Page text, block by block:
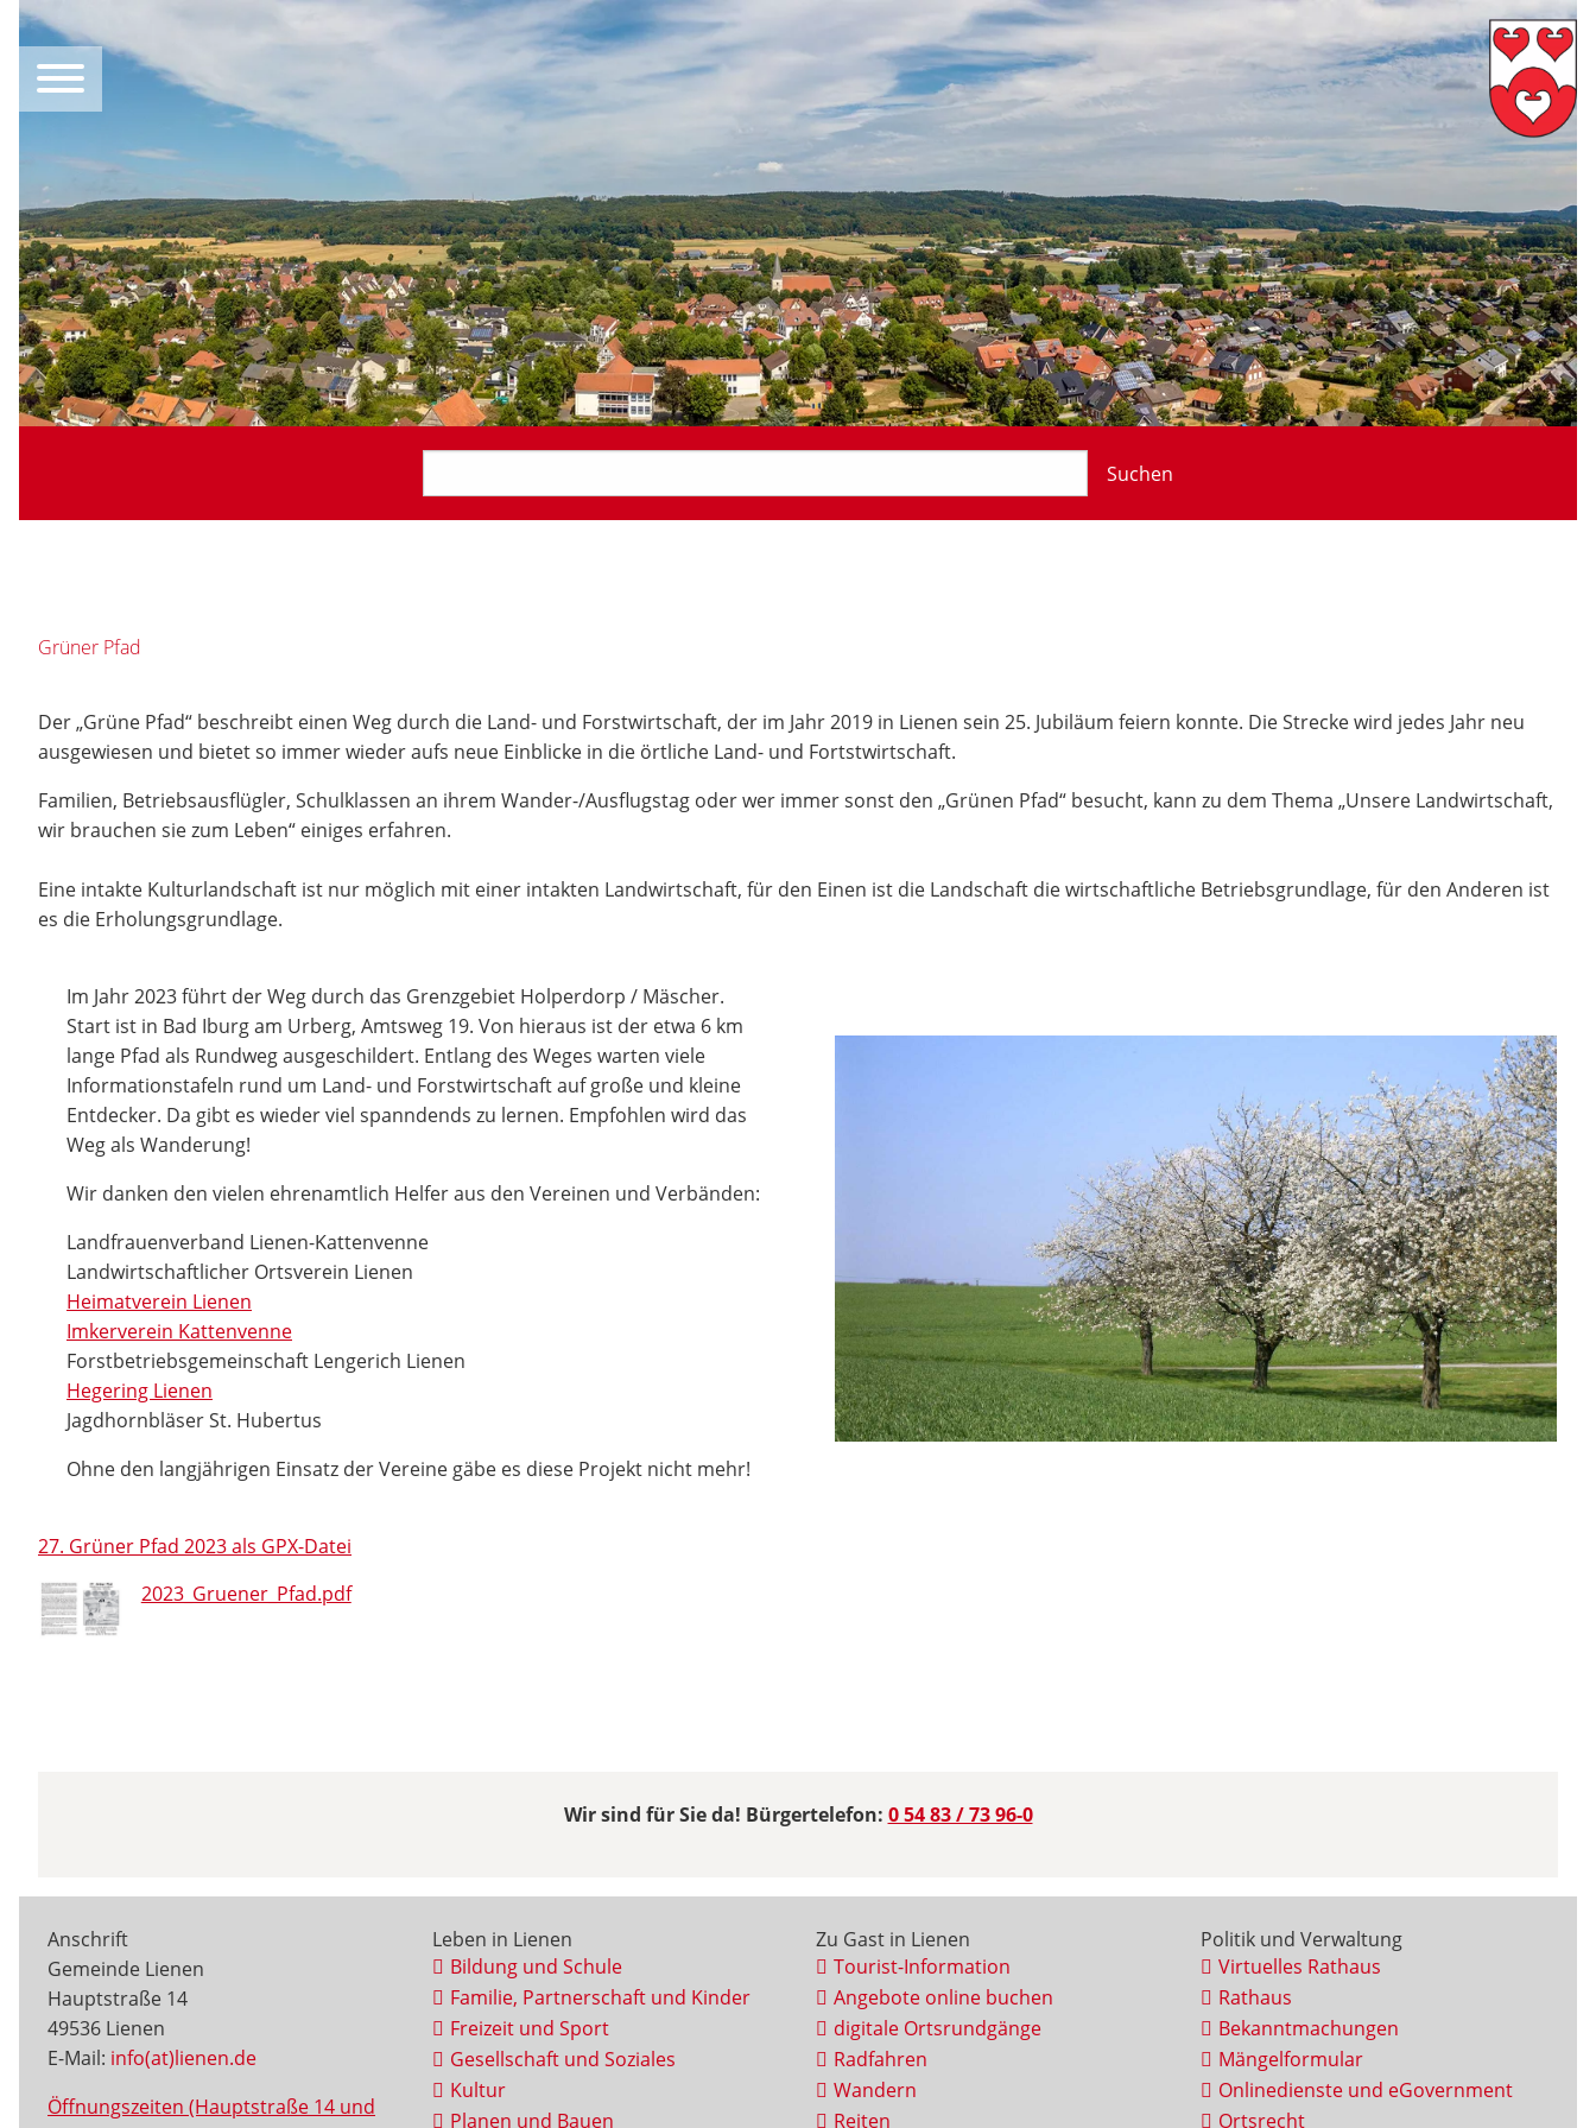
Suchen
Grüner Pfad
Der „Grüne Pfad“ beschreibt einen Weg durch die Land- und Forstwirtschaft, der im Jahr 2019 in Lienen sein 25. Jubiläum feiern konnte. Die Strecke wird jedes Jahr neu
ausgewiesen und bietet so immer wieder aufs neue Einblicke in die örtliche Land- und Fortstwirtschaft.
Familien, Betriebsausflügler, Schulklassen an ihrem Wander-/Ausflugstag oder wer immer sonst den „Grünen Pfad“ besucht, kann zu dem Thema „Unsere Landwirtschaft,
wir brauchen sie zum Leben“ einiges erfahren.
Eine intakte Kulturlandschaft ist nur möglich mit einer intakten Landwirtschaft, für den Einen ist die Landschaft die wirtschaftliche Betriebsgrundlage, für den Anderen ist
es die Erholungsgrundlage.
Im Jahr 2023 führt der Weg durch das Grenzgebiet Holperdorp / Mäscher.
Start ist in Bad Iburg am Urberg, Amtsweg 19. Von hieraus ist der etwa 6 km
lange Pfad als Rundweg ausgeschildert. Entlang des Weges warten viele
Informationstafeln rund um Land- und Forstwirtschaft auf große und kleine
Entdecker. Da gibt es wieder viel spanndends zu lernen. Empfohlen wird das
Weg als Wanderung!
Wir danken den vielen ehrenamtlich Helfer aus den Vereinen und Verbänden:
Landfrauenverband Lienen-Kattenvenne
Landwirtschaftlicher Ortsverein Lienen
Heimatverein Lienen
Imkerverein Kattenvenne
Forstbetriebsgemeinschaft Lengerich Lienen
Hegering Lienen
Jagdhornbläser St. Hubertus
Ohne den langjährigen Einsatz der Vereine gäbe es diese Projekt nicht mehr!
27. Grüner Pfad 2023 als GPX-Datei
2023_Gruener_Pfad.pdf
Wir sind für Sie da! Bürgertelefon: 0 54 83 / 73 96-0
Anschrift
Gemeinde Lienen
Hauptstraße 14
49536 Lienen
E-Mail: info(at)lienen.de
Öffnungszeiten (Hauptstraße 14 und
Leben in Lienen
Bildung und Schule
Familie, Partnerschaft und Kinder
Freizeit und Sport
Gesellschaft und Soziales
Kultur
Planen und Bauen
Zu Gast in Lienen
Tourist-Information
Angebote online buchen
digitale Ortsrundgänge
Radfahren
Wandern
Reiten
Politik und Verwaltung
Virtuelles Rathaus
Rathaus
Bekanntmachungen
Mängelformular
Onlinedienste und eGovernment
Ortsrecht